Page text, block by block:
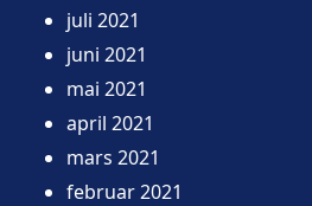
juli 2021
juni 2021
mai 2021
april 2021
mars 2021
februar 2021